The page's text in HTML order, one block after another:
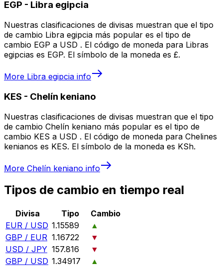
EGP - Libra egipcia
Nuestras clasificaciones de divisas muestran que el tipo
de cambio Libra egipcia más popular es el tipo de
cambio EGP a USD . El código de moneda para Libras
egipcias es EGP. El símbolo de la moneda es £.
More Libra egipcia info
KES - Chelín keniano
Nuestras clasificaciones de divisas muestran que el tipo
de cambio Chelín keniano más popular es el tipo de
cambio KES a USD . El código de moneda para Chelines
kenianos es KES. El símbolo de la moneda es KSh.
More Chelín keniano info
Tipos de cambio en tiempo real
Divisa Tipo
Cambio
EUR / USD 1.15589
▲
GBP / EUR 1.16722
▼
USD / JPY 157.816
▼
GBP / USD 1.34917
▲